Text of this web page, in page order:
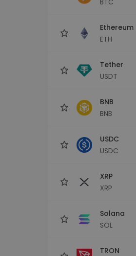
Ethereum
ETH
Tether
USDT
BNB
BNB
USDC
USDC
XRP
XRP
Solana
SOL
TRON